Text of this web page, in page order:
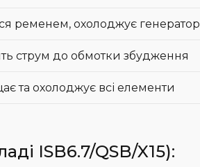
ременем, охолоджує генератор
струм до обмотки збудження
та охолоджує всі елементи
ISB6.7/QSB/X15):